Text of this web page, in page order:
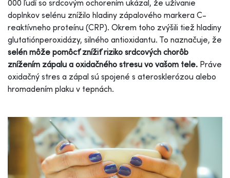
000 ľudí so srdcovým ochorením ukázal, že užívanie
doplnkov selénu znížilo hladiny zápalového markera C-
reaktívneho proteínu (CRP). Okrem toho zvýšili tiež hladiny
glutatiónperoxidázy, silného antioxidantu. To naznačuje, že
selén môže pomôcť znížiť riziko srdcových chorôb
znížením zápalu a oxidačného stresu vo vašom tele. Práve
oxidačný stres a zápal sú spojené s aterosklerózou alebo
hromadením plaku v tepnách.